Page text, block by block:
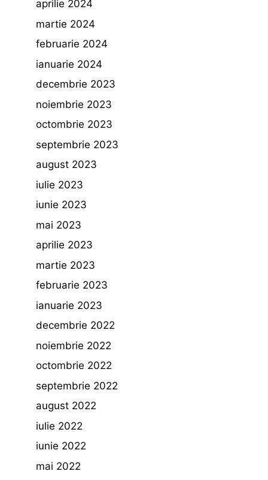
aprilie 2024
martie 2024
februarie 2024
ianuarie 2024
decembrie 2023
noiembrie 2023
octombrie 2023
septembrie 2023
august 2023
iulie 2023
iunie 2023
mai 2023
aprilie 2023
martie 2023
februarie 2023
ianuarie 2023
decembrie 2022
noiembrie 2022
octombrie 2022
septembrie 2022
august 2022
iulie 2022
iunie 2022
mai 2022